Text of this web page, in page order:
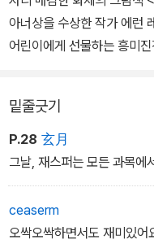
아너상을 수상한 작가 에런
어린이에게 선물하는 흥미
놀랍게 변한다. 그림 그리는
쓰기도 척척, 수학숙제도 척
고, 재스퍼는 왠지 불안하다.
있을까?
밑줄긋기
P.28 玄月
그날, 재스퍼는 모든 과목에
ceaserm
오싹오싹하면서도 재미있어